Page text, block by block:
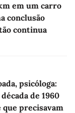
em um carro
conclusão
continua
psicóloga:
de 1960
que precisavam